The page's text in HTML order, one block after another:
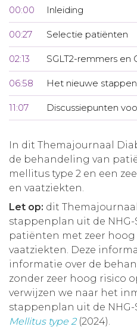
00:00 Inleiding
00:27 Selectie patiënten
02:13 SGLT2-remmers en
06:58 Het nieuwe
11:07 Discussiepunten
In dit Themajournaal
de behandeling van
mellitus type 2 en een
en vaatziekten.
Let op: dit
stappenplan uit de
patiënten met zeer
vaatziekten. Deze
informatie over de
zonder zeer hoog risico
verwijzen we naar het
stappenplan uit de NHG-
Mellitus type 2(2024).